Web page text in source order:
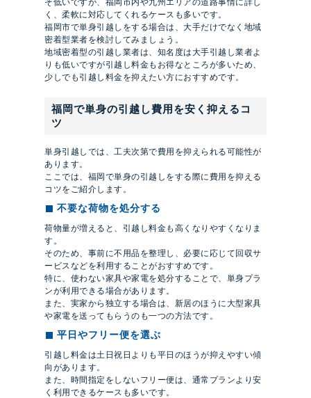
そ低いですが、福岡市内や九州エリアの道路事情に詳し
く、柔軟に対応してくれるケースも多いです。
福岡市で単身引越しをする場合は、大手だけでなく地域
密着型業者を検討してみましょう。
地域密着型の引越し業者は、知名度は大手引越し業者よ
りも低いですが引越し料金もお得なところが多いため、
少しでも引越し料金を抑えたい方におすすめです。
福岡で単身の引越し費用を安く抑えるコ
ツ
単身引越しでは、工夫次第で費用を抑えられる可能性が
あります。
ここでは、福岡で単身の引越しをする際に費用を抑える
コツをご紹介します。
不要な荷物を処分する
荷物量が増えると、引越し料金も高くなりやすくなりま
す。
そのため、事前に不用品を整理し、必要に応じて回収サ
ービスなどを利用することがおすすめです。
特に、使わない家具や家電を処分することで、単身プラ
ンが利用できる場合があります。
また、実家から独立する場合は、新居のほうに大型家具
や家電を送ってもらうのも一つの方法です。
平日やフリー便を選ぶ
引越し料金は土日祝日よりも平日のほうが抑えやすい傾
向があります。
また、時間指定をしないフリー便は、通常プランより安
く利用できるケースも多いです。